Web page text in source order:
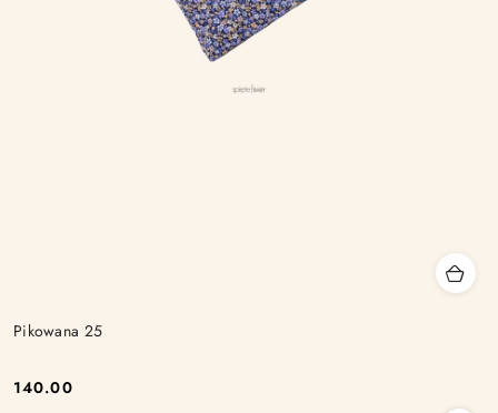
Pikowana 25
Cena:
140.00